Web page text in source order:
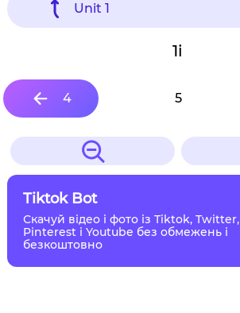
Unit 1
1i
4 5
Tiktok Bot
Скачуй відео і фото із Tiktok, Twitter,
Pinterest і Youtube без обмежень і
безкоштовно